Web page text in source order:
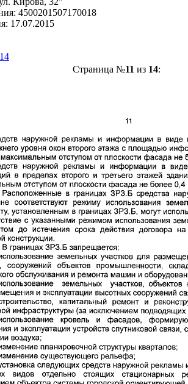
4500201507170018
17.07.2015
14
Страница №11 из 14: